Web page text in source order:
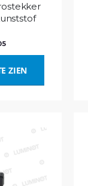
ZIEN